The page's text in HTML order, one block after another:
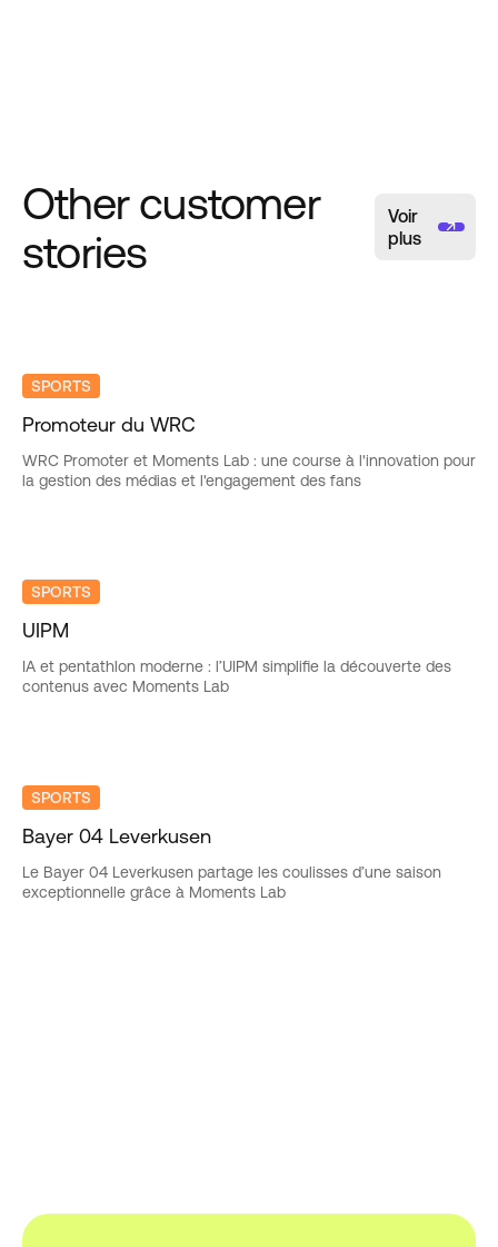
Other customer
stories
Voir
plus
SPORTS
Promoteur du WRC
WRC Promoter et Moments Lab : une course à l'innovation pour
la gestion des médias et l'engagement des fans
SPORTS
UIPM
IA et pentathlon moderne : l’UIPM simplifie la découverte des
contenus avec Moments Lab
SPORTS
Bayer 04 Leverkusen
Le Bayer 04 Leverkusen partage les coulisses d’une saison
exceptionnelle grâce à Moments Lab